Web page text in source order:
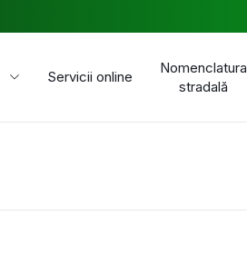
Servicii online
Nomenclatura
stradală